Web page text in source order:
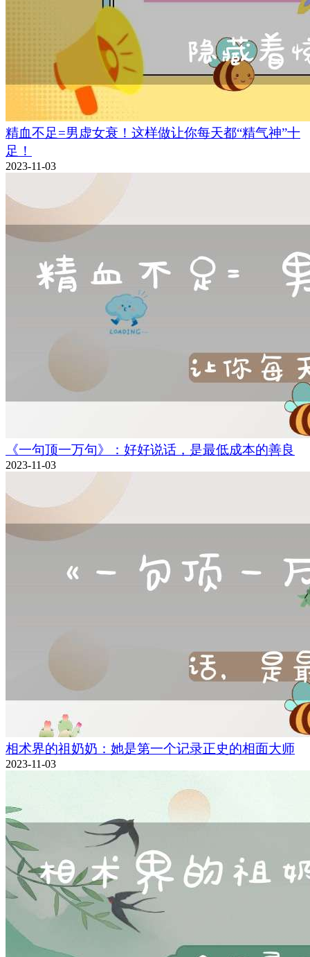
精血不足=男虚女衰！这样做让你每天都“精气神”十
足！
2023-11-03
《一句顶一万句》：好好说话，是最低成本的善良
2023-11-03
相术界的祖奶奶：她是第一个记录正史的相面大师
2023-11-03